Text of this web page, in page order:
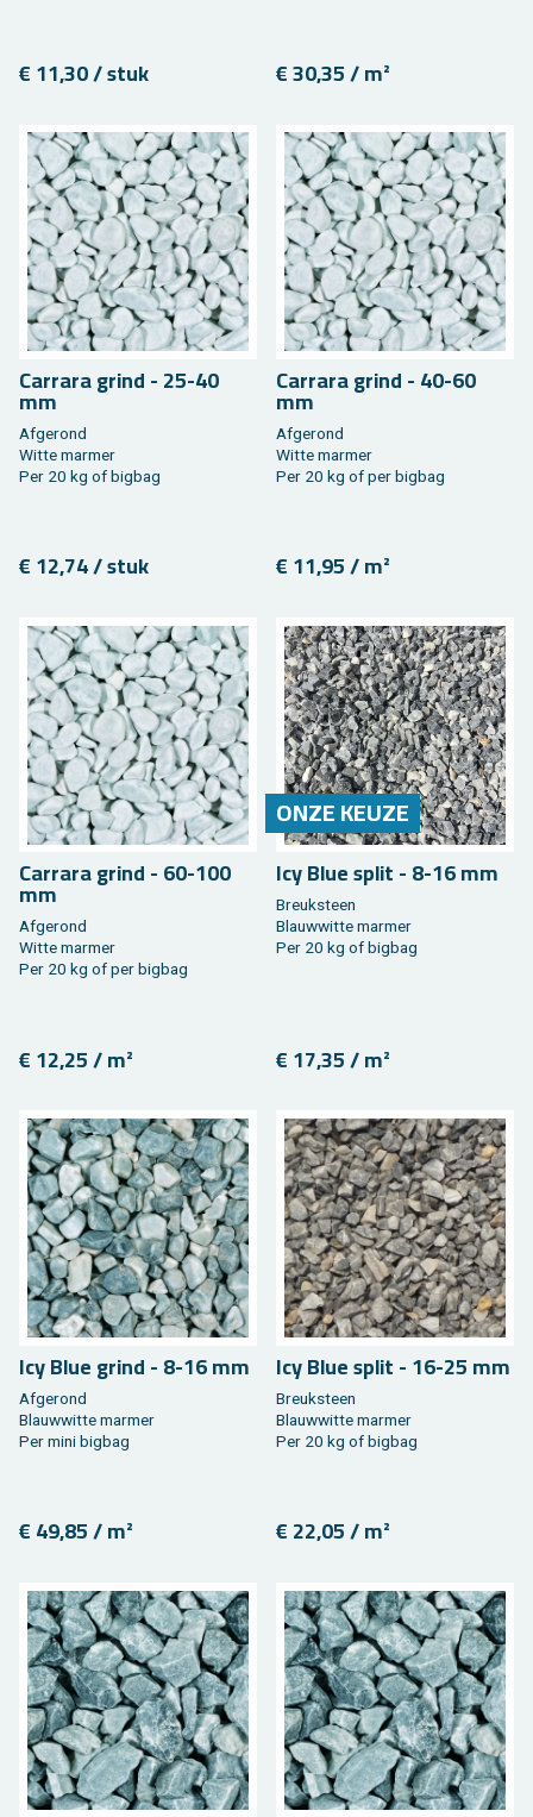
€ 11,30 / stuk € 30,35 / m²
Car­ra­ra grind - 25-40
mm
Af­ge­rond
Witte mar­mer
Per 20 kg of big­bag
€ 12,74 / stuk
Car­ra­ra grind - 40-60
mm
Af­ge­rond
Witte mar­mer
Per 20 kg of per big­bag
€ 11,95 / m²
Car­ra­ra grind - 60-100
mm
Af­ge­rond
Witte mar­mer
Per 20 kg of per big­bag
€ 12,25 / m²
ONZE KEUZE
Icy Blue split - 8-16 mm
Breuk­steen
Blauw­wit­te mar­mer
Per 20 kg of big­bag
€ 17,35 / m²
Icy Blue grind - 8-16 mm
Af­ge­rond
Blauw­wit­te mar­mer
Per mini big­bag
€ 49,85 / m²
Icy Blue split - 16-25 mm
Breuk­steen
Blauw­wit­te mar­mer
Per 20 kg of big­bag
€ 22,05 / m²